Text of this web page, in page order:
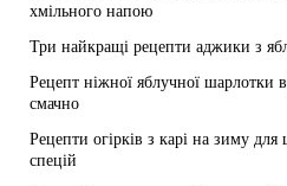
хмільного напою
Три найкращі рецепти аджики з
Рецепт ніжної яблучної шарлотки
смачно
Рецепти огірків з карі на зиму для
спецій